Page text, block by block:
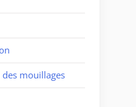
mouillages